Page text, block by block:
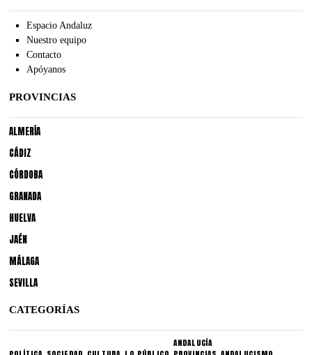
Espacio Andaluz
Nuestro equipo
Contacto
Apóyanos
PROVINCIAS
ALMERÍA
CÁDIZ
CÓRDOBA
GRANADA
HUELVA
JAÉN
MÁLAGA
SEVILLA
CATEGORÍAS
ANDALUCÍA